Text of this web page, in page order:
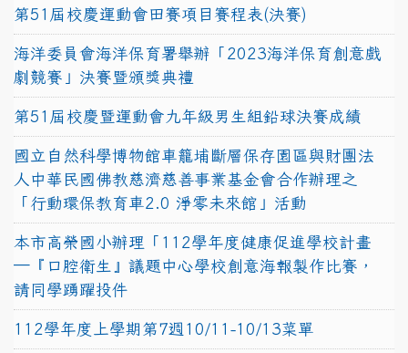
第51屆校慶運動會田賽項目賽程表(決賽)
海洋委員會海洋保育署舉辦「2023海洋保育創意戲
劇競賽」決賽暨頒獎典禮
第51屆校慶暨運動會九年級男生組鉛球決賽成績
國立自然科學博物館車籠埔斷層保存園區與財團法
人中華民國佛教慈濟慈善事業基金會合作辦理之
「行動環保教育車2.0 淨零未來館」活動
本市高榮國小辦理「112學年度健康促進學校計畫
─『口腔衛生』議題中心學校創意海報製作比賽，
請同學踴躍投件
112學年度上學期第7週10/11-10/13菜單